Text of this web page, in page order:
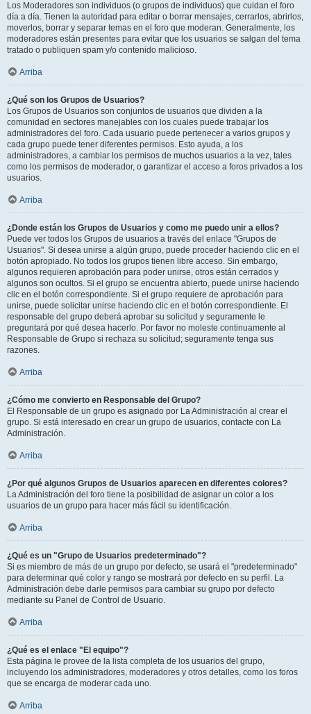
Los Moderadores son individuos (o grupos de individuos) que cuidan el foro
día a día. Tienen la autoridad para editar o borrar mensajes, cerrarlos, abrirlos,
moverlos, borrar y separar temas en el foro que moderan. Generalmente, los
moderadores están presentes para evitar que los usuarios se salgan del tema
tratado o publiquen spam y/o contenido malicioso.
Arriba
¿Qué son los Grupos de Usuarios?
Los Grupos de Usuarios son conjuntos de usuarios que dividen a la
comunidad en sectores manejables con los cuales puede trabajar los
administradores del foro. Cada usuario puede pertenecer a varios grupos y
cada grupo puede tener diferentes permisos. Esto ayuda, a los
administradores, a cambiar los permisos de muchos usuarios a la vez, tales
como los permisos de moderador, o garantizar el acceso a foros privados a los
usuarios.
Arriba
¿Donde están los Grupos de Usuarios y como me puedo unir a ellos?
Puede ver todos los Grupos de usuarios a través del enlace "Grupos de
Usuarios". Si desea unirse a algún grupo, puede proceder haciendo clic en el
botón apropiado. No todos los grupos tienen libre acceso. Sin embargo,
algunos requieren aprobación para poder unirse, otros están cerrados y
algunos son ocultos. Si el grupo se encuentra abierto, puede unirse haciendo
clic en el botón correspondiente. Si el grupo requiere de aprobación para
unirse, puede solicitar unirse haciendo clic en el botón correspondiente. El
responsable del grupo deberá aprobar su solicitud y seguramente le
preguntará por qué desea hacerlo. Por favor no moleste continuamente al
Responsable de Grupo si rechaza su solicitud; seguramente tenga sus
razones.
Arriba
¿Cómo me convierto en Responsable del Grupo?
El Responsable de un grupo es asignado por La Administración al crear el
grupo. Si está interesado en crear un grupo de usuarios, contacte con La
Administración.
Arriba
¿Por qué algunos Grupos de Usuarios aparecen en diferentes colores?
La Administración del foro tiene la posibilidad de asignar un color a los
usuarios de un grupo para hacer más fácil su identificación.
Arriba
¿Qué es un "Grupo de Usuarios predeterminado"?
Si es miembro de más de un grupo por defecto, se usará el "predeterminado"
para determinar qué color y rango se mostrará por defecto en su perfil. La
Administración debe darle permisos para cambiar su grupo por defecto
mediante su Panel de Control de Usuario.
Arriba
¿Qué es el enlace "El equipo"?
Esta página le provee de la lista completa de los usuarios del grupo,
incluyendo los administradores, moderadores y otros detalles, como los foros
que se encarga de moderar cada uno.
Arriba